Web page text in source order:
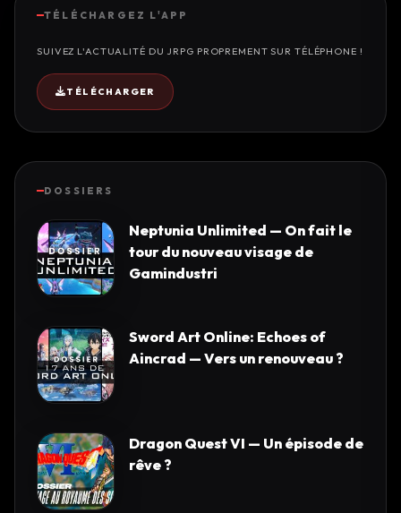
TÉLÉCHARGEZ L'APP
SUIVEZ L'ACTUALITÉ DU JRPG PROPREMENT SUR TÉLÉPHONE !
TÉLÉCHARGER
DOSSIERS
Neptunia Unlimited — On fait le
tour du nouveau visage de
Gamindustri
Sword Art Online: Echoes of
Aincrad — Vers un renouveau ?
Dragon Quest VI — Un épisode de
rêve ?